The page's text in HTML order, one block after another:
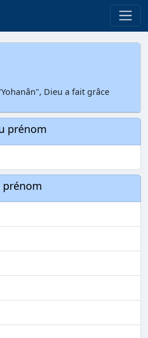
Dieu a fait grâce
prénom
prénom